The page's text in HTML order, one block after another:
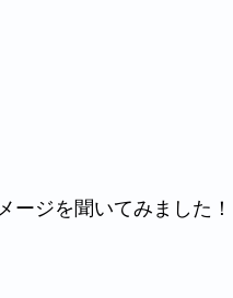
ージを聞いてみました！